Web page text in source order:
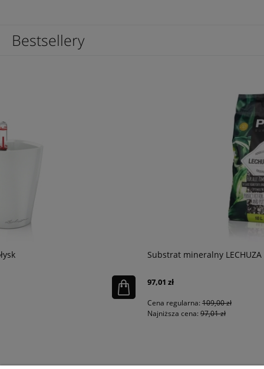
Bestsellery
Substrat mineralny LECHUZA PON op. 18 l